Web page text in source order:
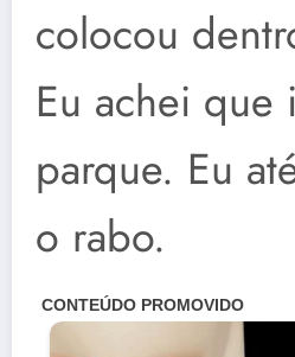
colocou
Eu achei que
parque. Eu
o rabo.